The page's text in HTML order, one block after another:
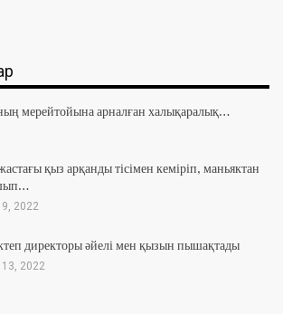
мерейтойына арналған халықаралық…
қыз арқанды тісімен кеміріп, маньяктан
9, 2022
директоры әйелі мен қызын пышақтады
13, 2022